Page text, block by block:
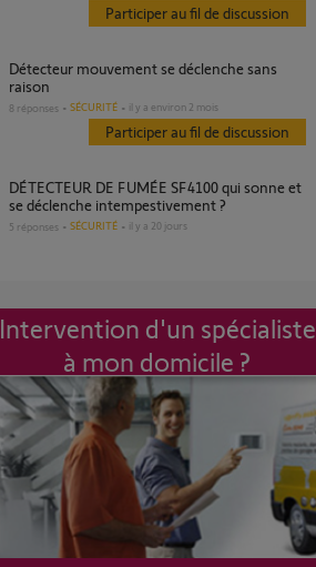
Participer au fil de discussion
Détecteur mouvement se déclenche sans
raison
8 réponses SÉCURITÉ il y a environ 2 mois
Participer au fil de discussion
DÉTECTEUR DE FUMÉE SF4100 qui sonne et
se déclenche intempestivement ?
5 réponses SÉCURITÉ il y a 20 jours
Intervention d'un spécialiste
à mon domicile ?